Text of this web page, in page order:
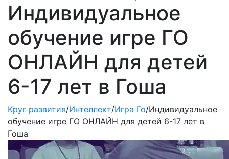
Индивидуальное
обучение игре ГО
ОНЛАЙН для детей
6-17 лет в Гоша
Круг развития/Интеллект/Игра Го/Индивидуальное
обучение игре ГО ОНЛАЙН для детей 6-17 лет в
Гоша